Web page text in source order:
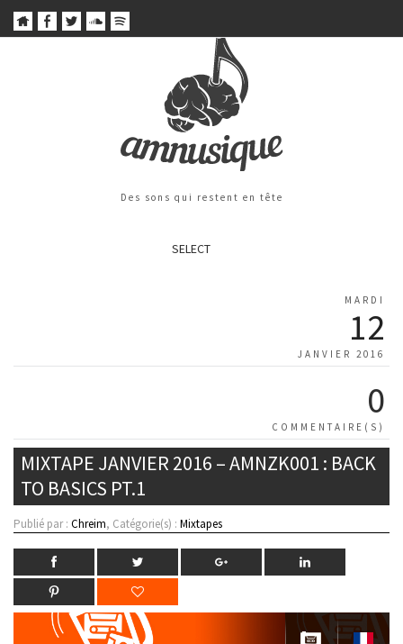
Des sons qui restent en tête
SELECT
MARDI
12
JANVIER 2016
0
COMMENTAIRE(S)
MIXTAPE JANVIER 2016 – AMNZK001 : BACK
TO BASICS PT.1
Publié par : Chreim, Catégorie(s) : Mixtapes